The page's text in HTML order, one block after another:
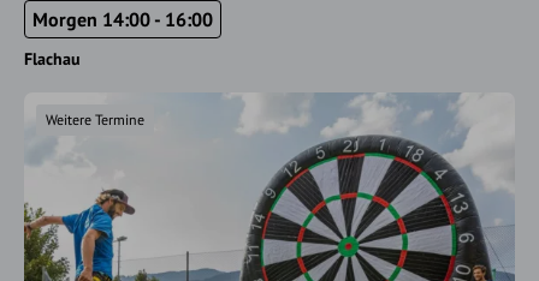
Morgen 14:00 - 16:00
Flachau
Weitere Termine